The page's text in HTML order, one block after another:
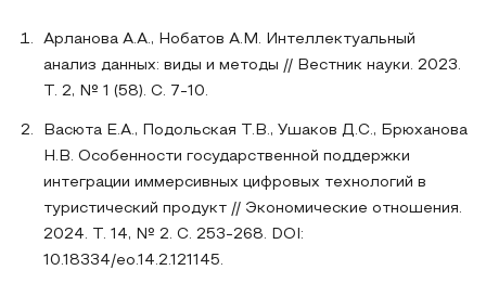
Арланова А.А., Нобатов А.М. Интеллектуальный
анализ данных: виды и методы // Вестник науки. 2023.
Т. 2, № 1 (58). С. 7-10.
Васюта Е.А., Подольская Т.В., Ушаков Д.С., Брюханова
Н.В. Особенности государственной поддержки
интеграции иммерсивных цифровых технологий в
туристический продукт // Экономические отношения.
2024. Т. 14, № 2. С. 253-268. DOI:
10.18334/eo.14.2.121145.